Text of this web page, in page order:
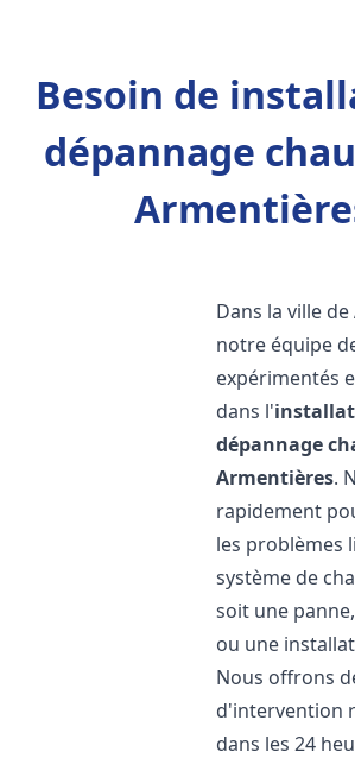
Besoin de
dépannage
Dans la ville de
notre équipe
expérimentés
dans l'
dépannage
Armentières.
rapidement
les problèmes
système de
soit une
ou une
Nous offrons
d'intervention
dans les 24